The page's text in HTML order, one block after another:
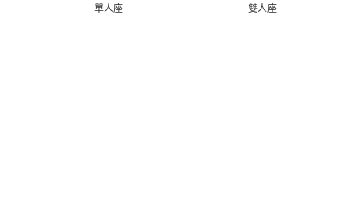
單人座 雙人座